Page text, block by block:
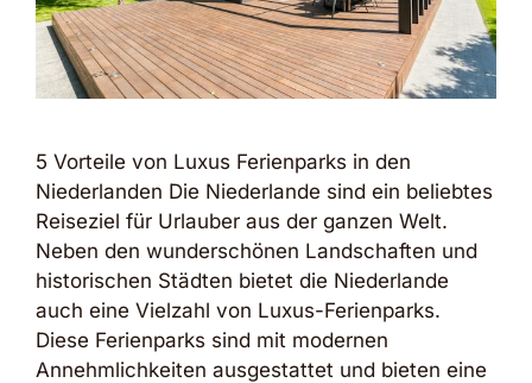
5 Vorteile von Luxus Ferienparks in den
Niederlanden Die Niederlande sind ein beliebtes
Reiseziel für Urlauber aus der ganzen Welt.
Neben den wunderschönen Landschaften und
historischen Städten bietet die Niederlande
auch eine Vielzahl von Luxus-Ferienparks.
Diese Ferienparks sind mit modernen
Annehmlichkeiten ausgestattet und bieten eine